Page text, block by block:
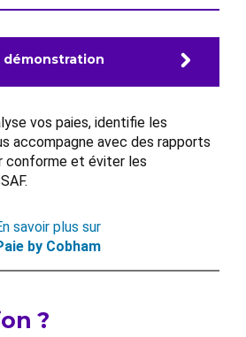
démonstration
vos paies, identifie les
accompagne avec des rapports
conforme et éviter les
savoir plus sur
by Cobham
?